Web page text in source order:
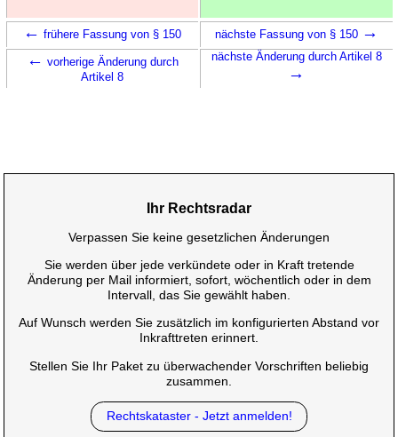
← frühere Fassung von § 150 nächste Fassung von § 150 →
← vorherige Änderung durch
Artikel 8
nächste Änderung durch Artikel 8
→
Ihr Rechtsradar
Verpassen Sie keine gesetzlichen Änderungen
Sie werden über jede verkündete oder in Kraft tretende
Änderung per Mail informiert, sofort, wöchentlich oder in dem
Intervall, das Sie gewählt haben.
Auf Wunsch werden Sie zusätzlich im konfigurierten Abstand vor
Inkrafttreten erinnert.
Stellen Sie Ihr Paket zu überwachender Vorschriften beliebig
zusammen.
Rechtskataster - Jetzt anmelden!